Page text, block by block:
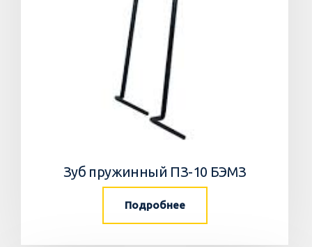
Зуб пружинный ПЗ-10 БЭМЗ
Подробнее